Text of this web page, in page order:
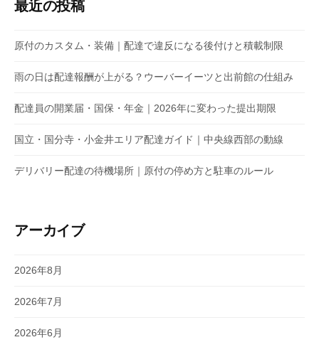
最近の投稿
原付のカスタム・装備｜配達で違反になる後付けと積載制限
雨の日は配達報酬が上がる？ウーバーイーツと出前館の仕組み
配達員の開業届・国保・年金｜2026年に変わった提出期限
国立・国分寺・小金井エリア配達ガイド｜中央線西部の動線
デリバリー配達の待機場所｜原付の停め方と駐車のルール
アーカイブ
2026年8月
2026年7月
2026年6月